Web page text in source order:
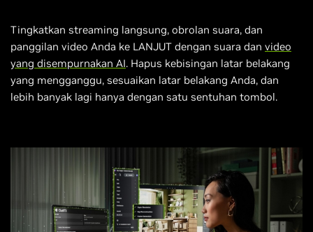
Tingkatkan streaming langsung, obrolan suara, dan
panggilan video Anda ke LANJUT dengan suara dan video
yang disempurnakan AI. Hapus kebisingan latar belakang
yang mengganggu, sesuaikan latar belakang Anda, dan
lebih banyak lagi hanya dengan satu sentuhan tombol.